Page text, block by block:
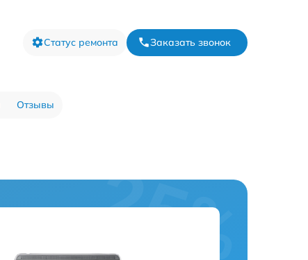
Статус ремонта Заказать звонок
Отзывы